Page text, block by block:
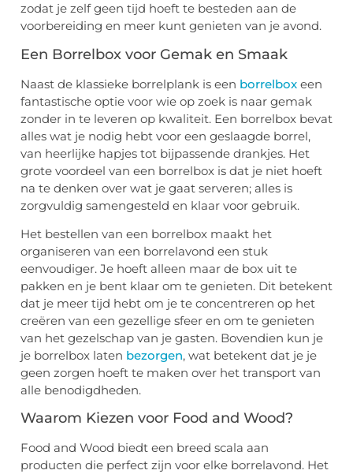
zodat je zelf geen tijd hoeft te besteden aan de
voorbereiding en meer kunt genieten van je avond.
Een Borrelbox voor Gemak en Smaak
Naast de klassieke borrelplank is een borrelbox een
fantastische optie voor wie op zoek is naar gemak
zonder in te leveren op kwaliteit. Een borrelbox bevat
alles wat je nodig hebt voor een geslaagde borrel,
van heerlijke hapjes tot bijpassende drankjes. Het
grote voordeel van een borrelbox is dat je niet hoeft
na te denken over wat je gaat serveren; alles is
zorgvuldig samengesteld en klaar voor gebruik.
Het bestellen van een borrelbox maakt het
organiseren van een borrelavond een stuk
eenvoudiger. Je hoeft alleen maar de box uit te
pakken en je bent klaar om te genieten. Dit betekent
dat je meer tijd hebt om je te concentreren op het
creëren van een gezellige sfeer en om te genieten
van het gezelschap van je gasten. Bovendien kun je
je borrelbox laten bezorgen, wat betekent dat je je
geen zorgen hoeft te maken over het transport van
alle benodigdheden.
Waarom Kiezen voor Food and Wood?
Food and Wood biedt een breed scala aan
producten die perfect zijn voor elke borrelavond. Het